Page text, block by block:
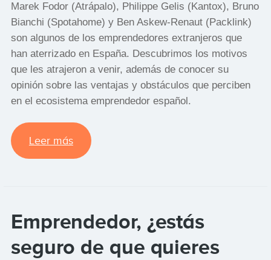
Marek Fodor (Atrápalo), Philippe Gelis (Kantox), Bruno
Bianchi (Spotahome) y Ben Askew-Renaut (Packlink)
son algunos de los emprendedores extranjeros que
han aterrizado en España. Descubrimos los motivos
que les atrajeron a venir, además de conocer su
opinión sobre las ventajas y obstáculos que perciben
en el ecosistema emprendedor español.
Leer más
Emprendedor, ¿estás
seguro de que quieres